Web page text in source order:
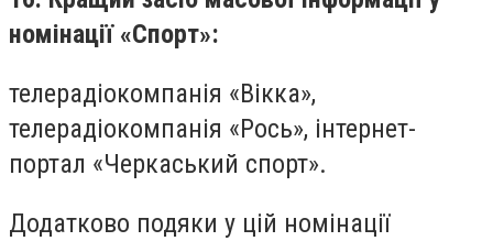
номінації «Спорт»:
телерадіокомпанія «Вікка»,
телерадіокомпанія «Рось», інтернет-
портал «Черкаський спорт».
Додатково подяки у цій номінації